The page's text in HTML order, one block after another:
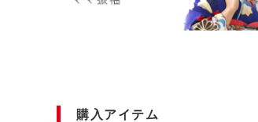
購入アイテム